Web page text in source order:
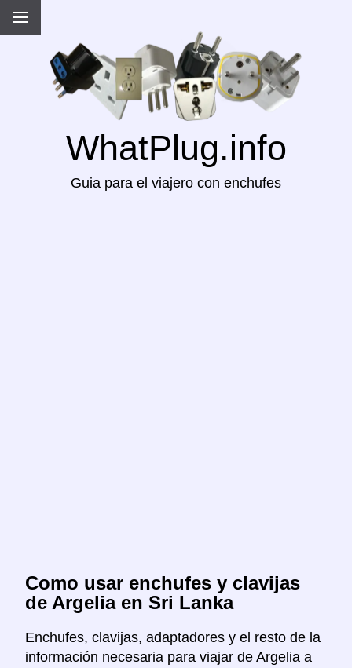
WhatPlug.info
Guia para el viajero con enchufes
Como usar enchufes y clavijas
de Argelia en Sri Lanka
Enchufes, clavijas, adaptadores y el resto de la
información necesaria para viajar de Argelia a